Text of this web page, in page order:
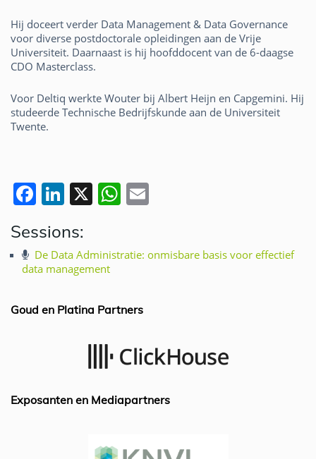
Hij doceert verder Data Management & Data Governance
voor diverse postdoctorale opleidingen aan de Vrije
Universiteit. Daarnaast is hij hoofddocent van de 6-daagse
CDO Masterclass.
Voor Deltiq werkte Wouter bij Albert Heijn en Capgemini. Hij
studeerde Technische Bedrijfskunde aan de Universiteit
Twente.
F
c
e
o
Li
k
e
dI
n
X W
s
p
l
Sessions:
De Data Administratie: onmisbare basis voor effectief
data management
Goud en Platina Partners
Exposanten en Mediapartners